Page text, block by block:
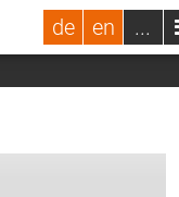
de en ...